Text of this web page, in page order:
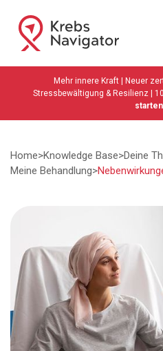
Mehr innere Kraft | Neuer
Stressbewältigung & Resilienz |
Home>Knowledge Base>Deine
Meine Behandlung>